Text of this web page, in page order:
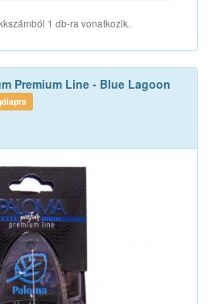
1 db-ra vonatkozik.
Premium Line - Blue Lagoon